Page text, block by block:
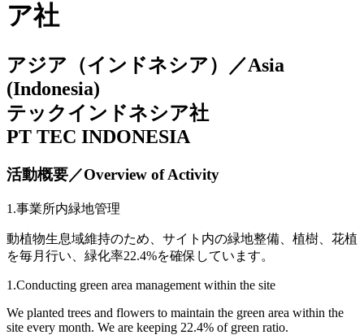
ア社
アジア（インドネシア）／Asia
(Indonesia)
テックインドネシア社
PT TEC INDONESIA
活動概要／Overview of Activity
1.事業所内緑地管理
動植物生息域維持のため、サイト内の緑地整備、植樹、花植
を毎月行い、緑化率22.4%を確保しています。
1.Conducting green area management within the site
We planted trees and flowers to maintain the green area within the
site every month. We are keeping 22.4% of green ratio.